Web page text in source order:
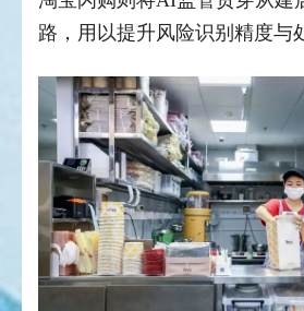
路，用以提升风险识别精度与